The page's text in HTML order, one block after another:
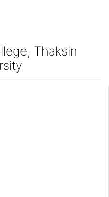
Thaksin